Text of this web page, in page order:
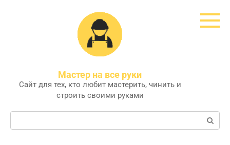
Мастер на все руки
Сайт для тех, кто любит мастерить, чинить и
строить своими руками
Поиск: